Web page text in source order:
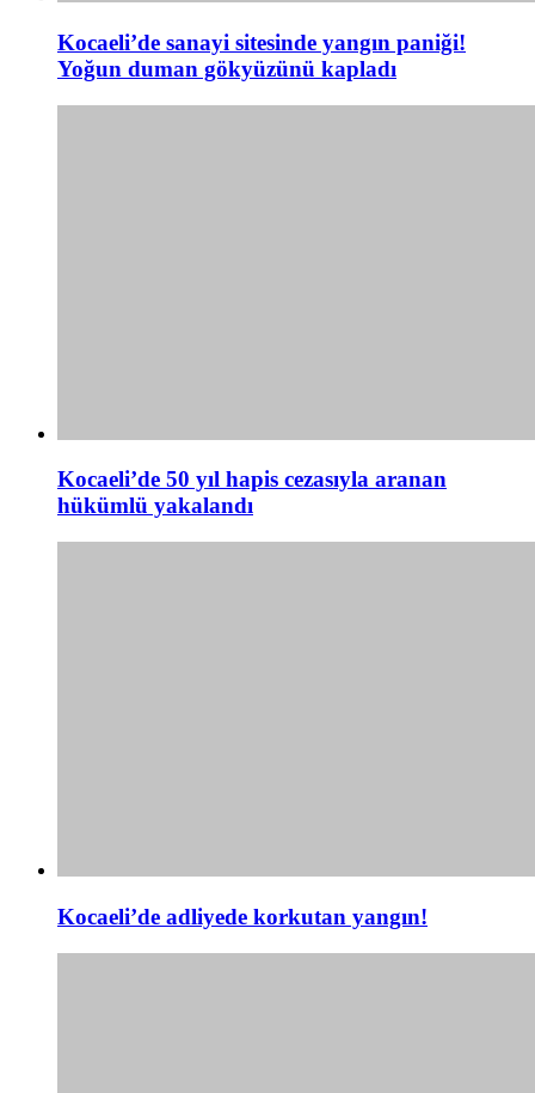
Kocaeli’de sanayi sitesinde yangın paniği!
Yoğun duman gökyüzünü kapladı
Kocaeli’de 50 yıl hapis cezasıyla aranan
hükümlü yakalandı
Kocaeli’de adliyede korkutan yangın!